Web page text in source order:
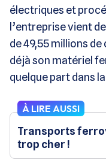
électriques et
l’entreprise vient
de 49,55 millions
déjà son matériel
quelque part dans
À LIRE AUSSI
Transports
trop cher !